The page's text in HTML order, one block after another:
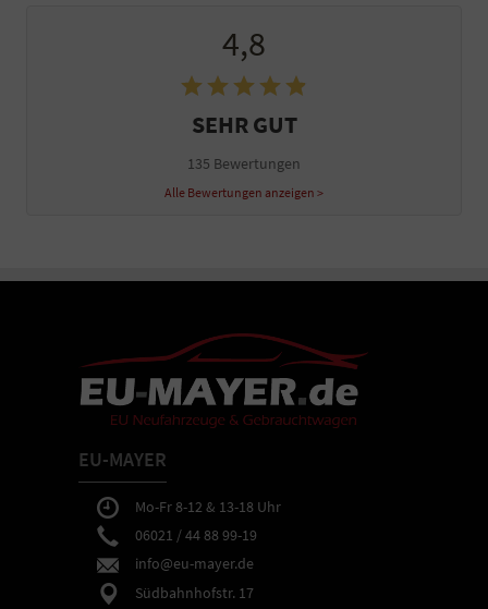
4,8
SEHR GUT
135 Bewertungen
Alle Bewertungen anzeigen >
EU-MAYER
Mo-Fr 8-12 & 13-18 Uhr
06021 / 44 88 99-19
info@eu-mayer.de
Südbahnhofstr. 17